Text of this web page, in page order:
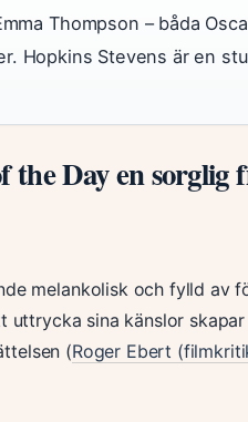
Thompson – båda
Hopkins Stevens är en
the Day en sorglig
melankolisk och fylld av
uttrycka sina känslor
(Roger Ebert